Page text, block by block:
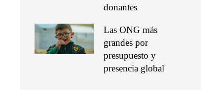
donantes
Las ONG más
grandes por
presupuesto y
presencia global